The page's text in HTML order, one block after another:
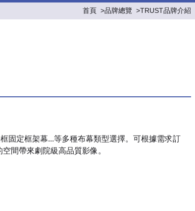
首頁 品牌總覽 TRUST品牌介紹
固定框架幕...等多種布幕類型選擇。可根據需求訂
間帶來劇院級高品質影像。